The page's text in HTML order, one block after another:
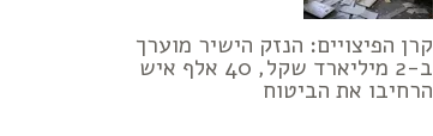
קרן הפיצויים: הנזק הישיר מוערך
ב-2 מיליארד שקל, 40 אלף איש
הרחיבו את הביטוח